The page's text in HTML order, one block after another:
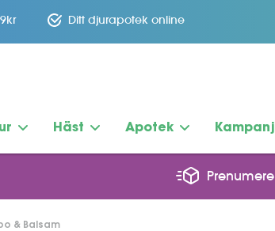
Ditt djurapotek online
Häst Apotek
& Balsam